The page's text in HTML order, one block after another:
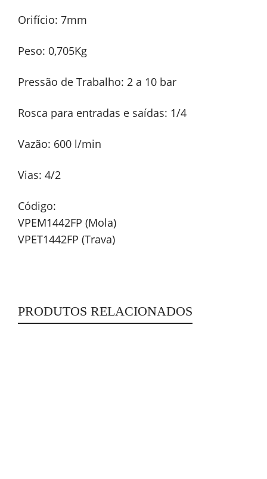
Orifício: 7mm
Peso: 0,705Kg
Pressão de Trabalho: 2 a 10 bar
Rosca para entradas e saídas: 1/4
Vazão: 600 l/min
Vias: 4/2
Código:
VPEM1442FP (Mola)
VPET1442FP (Trava)
PRODUTOS RELACIONADOS